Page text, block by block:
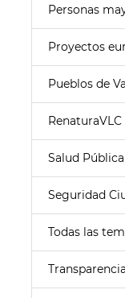
Personas
Proyectos
Pueblos de
RenaturaVLC
Salud Pública
Seguridad
Todas las